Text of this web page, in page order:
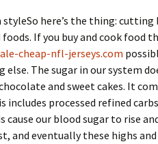
here’s the thing: cutting
If you buy and cook food
cheap-nfl-jerseys.com
else. The sugar in our system
and sweet cakes. It
includes processed refined
cause our blood sugar to rise
and eventually these highs